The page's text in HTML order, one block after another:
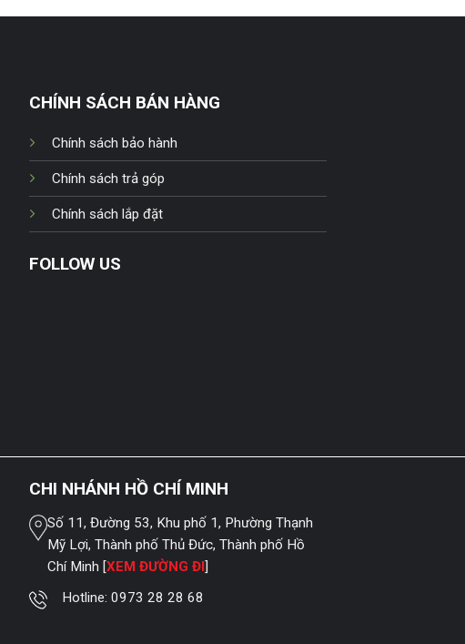
CHÍNH SÁCH BÁN HÀNG
Chính sách bảo hành
Chính sách trả góp
Chính sách lắp đặt
FOLLOW US
CHI NHÁNH HỒ CHÍ MINH
Số 11, Đường 53, Khu phố 1, Phường Thạnh
Mỹ Lợi, Thành phố Thủ Đức, Thành phố Hồ
Chí Minh [XEM ĐƯỜNG ĐI]
Hotline: 0973 28 28 68